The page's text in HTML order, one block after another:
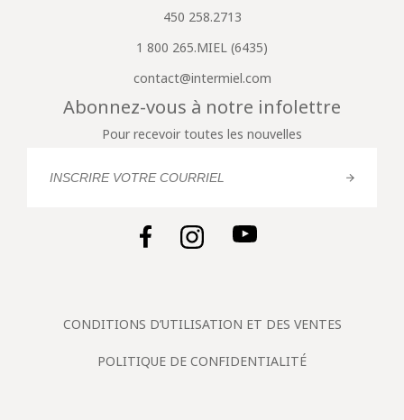
450 258.2713
1 800 265.MIEL (6435)
contact@intermiel.com
Abonnez-vous à notre infolettre
Pour recevoir toutes les nouvelles
CONDITIONS D’UTILISATION ET DES VENTES
POLITIQUE DE CONFIDENTIALITÉ